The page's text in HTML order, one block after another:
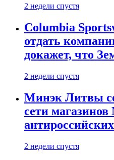
2 недели спустя
Columbia
отдать
докажет, что
2 недели спустя
Минэк Литвы
сети магазинов
2 недели спустя